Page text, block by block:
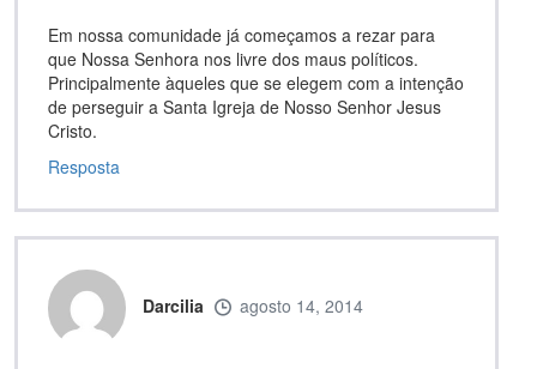
Em nossa comunidade já começamos a rezar para
que Nossa Senhora nos livre dos maus políticos.
Principalmente àqueles que se elegem com a intenção
de perseguir a Santa Igreja de Nosso Senhor Jesus
Cristo.
Resposta
Darcilia agosto 14, 2014